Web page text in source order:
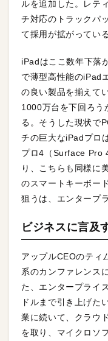
ルを追加した。レテ
チ対応のトラックパ
て採用が拡がっている
iPadはここ数年下落
で薄型高性能のiPad
の良い製品を揃えて
1000万台を下回ろう
る。そうした現状で
チの巨大なiPadプロ
プロ4（Surface Pro
り、こちらも同様に
のスマートキーボー
狙うは、エンタープ
ビジネスに言及
アップルCEOのティ
系のカンファレンス
た、エンタープライ
ドルまで引き上げた
業に続いて、クラウ
を取り、マイクロソ